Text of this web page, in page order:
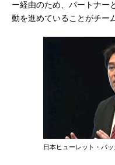
ー経由のため、パートナー
動を進めていることがチー
日本ヒューレット・パ